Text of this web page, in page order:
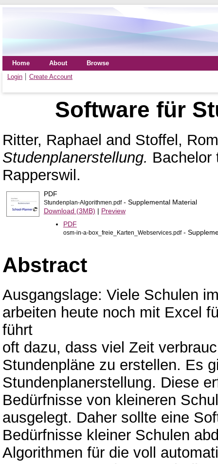
Home About
Browse
Login
Create Account
Software für
Ritter, Raphael and Stoffel,
Studenplanerstellung. Bachelor
Rapperswil.
PDF
Stundenplan-Algorithmen.pdf- Supplemental Material
Download (3MB) | Preview
PDF
osm-in-a-box_freie_Karten_Webservices.pdf-
Abstract
Ausgangslage: Viele Schulen
arbeiten heute noch mit Excel
führt
oft dazu, dass viel Zeit
Stundenpläne zu erstellen. Es
Stundenplanerstellung. Diese
Bedürfnisse von kleineren
ausgelegt. Daher sollte eine
Bedürfnisse kleiner Schulen
Algorithmen für die voll